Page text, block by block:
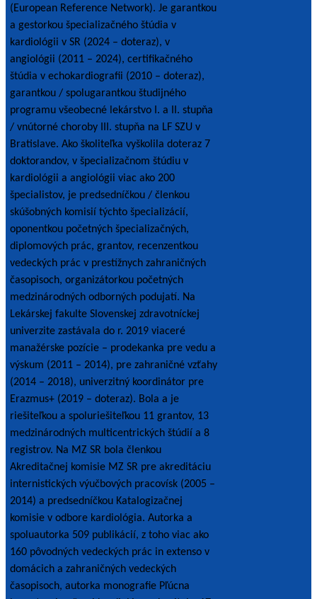
(European Reference Network). Je garantkou
a gestorkou špecializačného štúdia v
kardiológii v SR (2024 – doteraz), v
angiológii (2011 – 2024), certifikačného
štúdia v echokardiografii (2010 – doteraz),
garantkou / spolugarantkou študijného
programu všeobecné lekárstvo I. a II. stupňa
/ vnútorné choroby III. stupňa na LF SZU v
Bratislave. Ako školiteľka vyškolila doteraz 7
doktorandov, v špecializačnom štúdiu v
kardiológii a angiológii viac ako 200
špecialistov, je predsedníčkou / členkou
skúšobných komisií týchto špecializácií,
oponentkou početných špecializačných,
diplomových prác, grantov, recenzentkou
vedeckých prác v prestížnych zahraničných
časopisoch, organizátorkou početných
medzinárodných odborných podujatí. Na
Lekárskej fakulte Slovenskej zdravotníckej
univerzite zastávala do r. 2019 viaceré
manažérske pozície – prodekanka pre vedu a
výskum (2011 – 2014), pre zahraničné vzťahy
(2014 – 2018), univerzitný koordinátor pre
Erazmus+ (2019 – doteraz). Bola a je
riešiteľkou a spoluriešiteľkou 11 grantov, 13
medzinárodných multicentrických štúdií a 8
registrov. Na MZ SR bola členkou
Akreditačnej komisie MZ SR pre akreditáciu
internistických výučbových pracovísk (2005 –
2014) a predsedníčkou Katalogizačnej
komisie v odbore kardiológia. Autorka a
spoluautorka 509 publikácií, z toho viac ako
160 pôvodných vedeckých prác in extenso v
domácich a zahraničných vedeckých
časopisoch, autorka monografie Pľúcna